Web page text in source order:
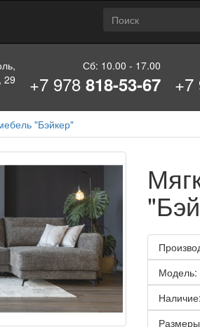
29
Сб: 10.00 - 17.00
+7 978818-53-67
"Бэйкер"
Модель:
Наличие: